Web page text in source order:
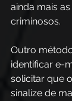
ainda mais
criminosos.
Outro
identificar e-
solicitar que
sinalize de